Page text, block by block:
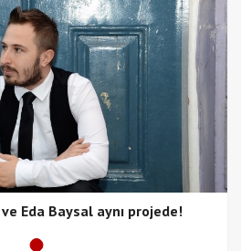
Eda Baysal aynı projede!